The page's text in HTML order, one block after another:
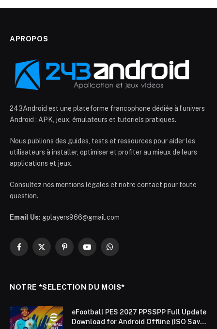
APROPOS
243Android est une plateforme francophone dédiée à l’univers
Android : APK, jeux, émulateurs et tutoriels pratiques.
Nous publions des guides, tests et ressources pour aider les
utilisateurs à installer, optimiser et profiter au mieux de leurs
applications et jeux.
Consultez nos mentions légales et notre contact pour toute
question.
Email Us: gplayers966@gmail.com
Facebook
X
PinterestYouTubeWhatsApp
NOTRE *SELECTION DU MOIS*
eFootball PES 2027 PPSSPP Full Update
Download for Android Offline (ISO Save